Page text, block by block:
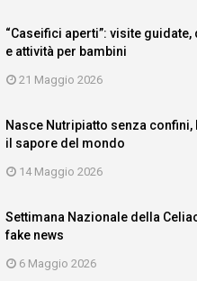
“Caseifici aperti”: visite
e attività per bambini
21 Maggio 2026
Nasce Nutripiatto senza confini,
il sapore del mondo
14 Maggio 2026
Settimana Nazionale della
fake news
6 Maggio 2026